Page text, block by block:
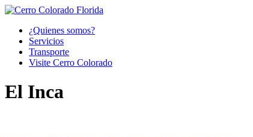
¿Quienes somos?
Servicios
Transporte
Visite Cerro Colorado
El Inca